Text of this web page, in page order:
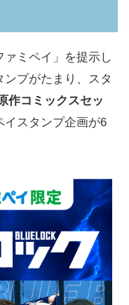
スマホスタンド
ック×ファミマ コ
ゼント
ック×ファミマ コ
ダー」プレゼント
ッジ』が店頭販
ド
リルスタンド」
ミペイ」を提示し
プがたまり、スタ
作コミックスセッ
イスタンプ企画が6